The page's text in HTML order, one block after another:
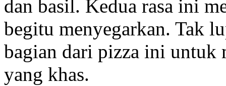
dan basil. Kedua rasa ini
begitu menyegarkan. Tak
bagian dari pizza ini untuk
yang khas.